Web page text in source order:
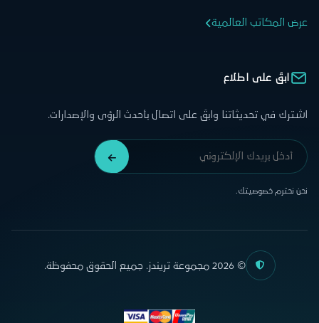
عرض المكاتب العالمية
ابقَ على اطلاع
اشترك في تحديثاتنا وابقَ على اتصال بأحدث الرؤى والإصدارات.
نحن نحترم خصوصيتك.
© 2026 مجموعة تريندز. جميع الحقوق محفوظة.